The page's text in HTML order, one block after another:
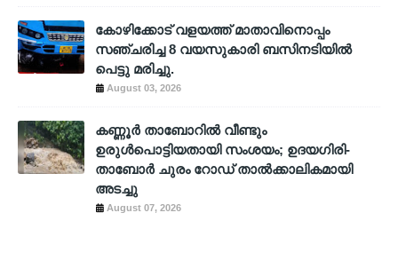
കോഴിക്കോട് വളയത്ത് മാതാവിനൊപ്പം
സഞ്ചരിച്ച 8 വയസുകാരി ബസിനടിയിൽ
പെട്ടു മരിച്ചു.
August 03, 2026
കണ്ണൂർ താബോറിൽ വീണ്ടും
ഉരുൾപൊട്ടിയതായി സംശയം; ഉദയഗിരി-
താബോർ ചുരം റോഡ് താൽക്കാലികമായി
അടച്ചു
August 07, 2026